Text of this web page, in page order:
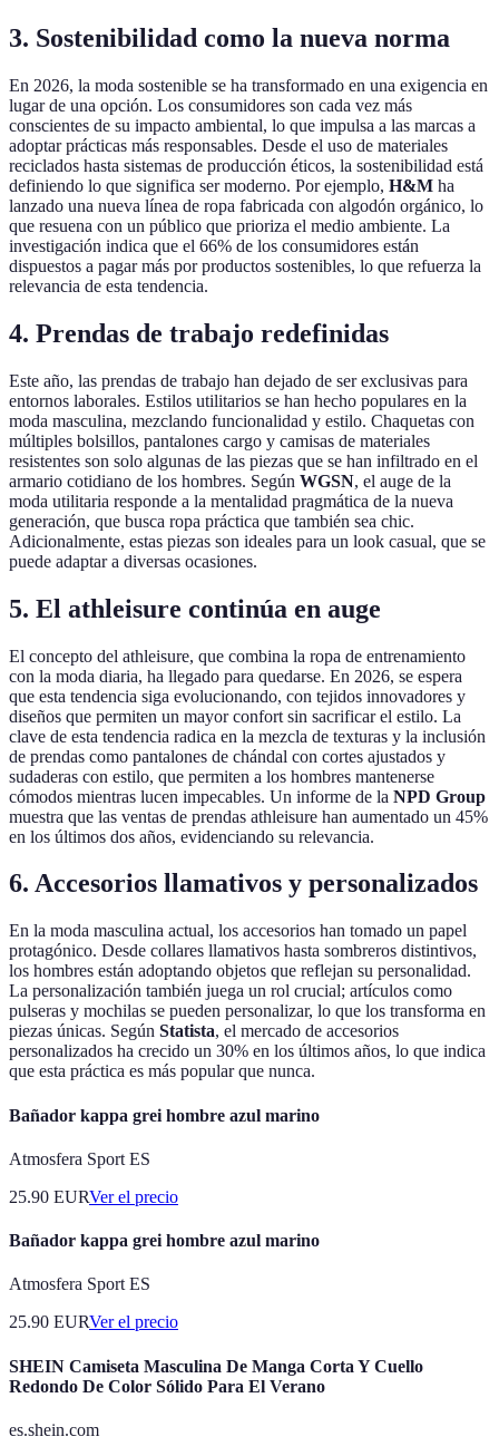
3. Sostenibilidad como la nueva norma
En 2026, la moda sostenible se ha transformado en una exigencia en
lugar de una opción. Los consumidores son cada vez más
conscientes de su impacto ambiental, lo que impulsa a las marcas a
adoptar prácticas más responsables. Desde el uso de materiales
reciclados hasta sistemas de producción éticos, la sostenibilidad está
definiendo lo que significa ser moderno. Por ejemplo, H&M ha
lanzado una nueva línea de ropa fabricada con algodón orgánico, lo
que resuena con un público que prioriza el medio ambiente. La
investigación indica que el 66% de los consumidores están
dispuestos a pagar más por productos sostenibles, lo que refuerza la
relevancia de esta tendencia.
4. Prendas de trabajo redefinidas
Este año, las prendas de trabajo han dejado de ser exclusivas para
entornos laborales. Estilos utilitarios se han hecho populares en la
moda masculina, mezclando funcionalidad y estilo. Chaquetas con
múltiples bolsillos, pantalones cargo y camisas de materiales
resistentes son solo algunas de las piezas que se han infiltrado en el
armario cotidiano de los hombres. Según WGSN, el auge de la
moda utilitaria responde a la mentalidad pragmática de la nueva
generación, que busca ropa práctica que también sea chic.
Adicionalmente, estas piezas son ideales para un look casual, que se
puede adaptar a diversas ocasiones.
5. El athleisure continúa en auge
El concepto del athleisure, que combina la ropa de entrenamiento
con la moda diaria, ha llegado para quedarse. En 2026, se espera
que esta tendencia siga evolucionando, con tejidos innovadores y
diseños que permiten un mayor confort sin sacrificar el estilo. La
clave de esta tendencia radica en la mezcla de texturas y la inclusión
de prendas como pantalones de chándal con cortes ajustados y
sudaderas con estilo, que permiten a los hombres mantenerse
cómodos mientras lucen impecables. Un informe de la NPD Group
muestra que las ventas de prendas athleisure han aumentado un 45%
en los últimos dos años, evidenciando su relevancia.
6. Accesorios llamativos y personalizados
En la moda masculina actual, los accesorios han tomado un papel
protagónico. Desde collares llamativos hasta sombreros distintivos,
los hombres están adoptando objetos que reflejan su personalidad.
La personalización también juega un rol crucial; artículos como
pulseras y mochilas se pueden personalizar, lo que los transforma en
piezas únicas. Según Statista, el mercado de accesorios
personalizados ha crecido un 30% en los últimos años, lo que indica
que esta práctica es más popular que nunca.
Bañador kappa grei hombre azul marino
Atmosfera Sport ES
25.90 EURVer el precio
Bañador kappa grei hombre azul marino
Atmosfera Sport ES
25.90 EURVer el precio
SHEIN Camiseta Masculina De Manga Corta Y Cuello
Redondo De Color Sólido Para El Verano
es.shein.com